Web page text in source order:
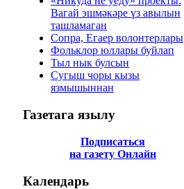
Вагай эшмәкәре үз авылын
ташламаган
Сопра, Егаер волонтерлары
Фольклор юллары буйлап
Тыл нык булсын
Сугыш чоры кызы
язмышыннан
Газетага язылу
Подписаться
на газету Онлайн
Календарь